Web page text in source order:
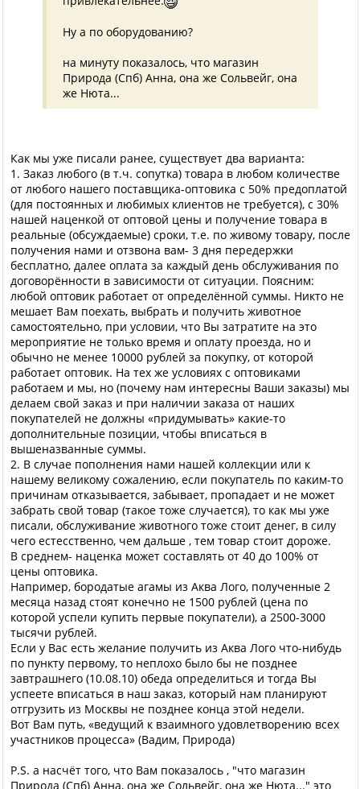
Ну а по оборудованию?
на минуту показалось, что магазин
Природа (Спб) Анна, она же Сольвейг, она
же Нюта...
Как мы уже писали ранее, существует два варианта:
1. Заказ любого (в т.ч. сопутка) товара в любом количестве
от любого нашего поставщика-оптовика с 50% предоплатой
(для постоянных и любимых клиентов не требуется), с 30%
нашей наценкой от оптовой цены и получение товара в
реальные (обсуждаемые) сроки, т.е. по живому товару, после
получения нами и отзвона вам- 3 дня передержки
бесплатно, далее оплата за каждый день обслуживания по
договорённости в зависимости от ситуации. Поясним:
любой оптовик работает от определённой суммы. Никто не
мешает Вам поехать, выбрать и получить животное
самостоятельно, при условии, что Вы затратите на это
мероприятие не только время и оплату проезда, но и
обычно не менее 10000 рублей за покупку, от которой
работает оптовик. На тех же условиях с оптовиками
работаем и мы, но (почему нам интересны Ваши заказы) мы
делаем свой заказ и при наличии заказа от наших
покупателей не должны «придумывать» какие-то
дополнительные позиции, чтобы вписаться в
вышеназванные суммы.
2. В случае пополнения нами нашей коллекции или к
нашему великому сожалению, если покупатель по каким-то
причинам отказывается, забывает, пропадает и не может
забрать свой товар (такое тоже случается), то как мы уже
писали, обслуживание животного тоже стоит денег, в силу
чего естесственно, чем дальше , тем товар стоит дороже.
В среднем- наценка может составлять от 40 до 100% от
цены оптовика.
Например, бородатые агамы из Аква Лого, полученные 2
месяца назад стоят конечно не 1500 рублей (цена по
которой успели купить первые покупатели), а 2500-3000
тысячи рублей.
Если у Вас есть желание получить из Аква Лого что-нибудь
по пункту первому, то неплохо было бы не позднее
завтрашнего (10.08.10) обеда определиться и тогда Вы
успеете вписаться в наш заказ, который нам планируют
отгрузить из Москвы не позднее конца этой недели.
Вот Вам путь, «ведущий к взаимного удовлетворению всех
участников процесса» (Вадим, Природа)
P.S. а насчёт того, что Вам показалось , "что магазин
Природа (Спб) Анна, она же Сольвейг, она же Нюта..." это